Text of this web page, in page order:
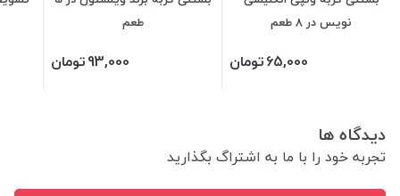
نویس در 8 طعم
65,000تومان
طعم
93,000تومان
دیدگاه ها
تجربه خود را با ما به اشتراگ بگذارید